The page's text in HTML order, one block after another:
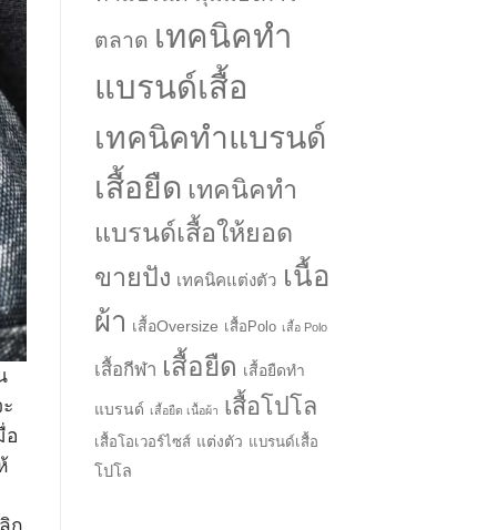
อ
ก
ตลาด เทคนิคทำ
แบรนด์เสื้อ
เทคนิคทำแบรนด์
เสื้อยืด เทคนิคทำ
แบรนด์เสื้อให้ยอด
ขายปัง เทคนิคแต่งตัว เนื้อ
ผ้า เสื้อOversize เสื้อPolo เสื้อ Polo
เสื้อกีฬา เสื้อยืด เสื้อยืดทำ
แบรนด์ เสื้อยืด เนื้อผ้า เสื้อโปโล
เสื้อโอเวอร์ไซส์ แต่งตัว แบรนด์เสื้อ
โปโล